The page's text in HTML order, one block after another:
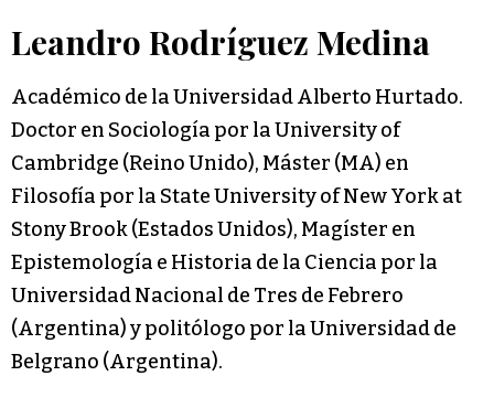
Leandro Rodríguez Medina
Académico de la Universidad Alberto Hurtado.
Doctor en Sociología por la University of
Cambridge (Reino Unido), Máster (MA) en
Filosofía por la State University of New York at
Stony Brook (Estados Unidos), Magíster en
Epistemología e Historia de la Ciencia por la
Universidad Nacional de Tres de Febrero
(Argentina) y politólogo por la Universidad de
Belgrano (Argentina).